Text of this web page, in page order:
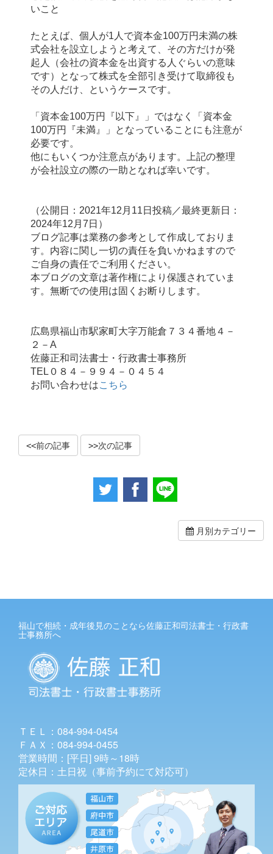
いこと
たとえば、個人が1人で資本金100万円未満の株
式会社を設立しようと考えて、その方だけが発
起人（会社の資本金を出資する人ぐらいの意味
です）となって株式を全部引き受けて取締役も
その人だけ、というケースです。
「資本金100万円『以下』」ではなく
「資本金
100万円『未満』」となっていることにも注意が
必要です。
他にもいくつか注意点があります。上記の整理
が会社設立の際の一助となれば幸いです。
（公開日：2021年12月11日投稿／最終更新日：
2024年12月7日）
ブログ記事は業務の参考として作成しておりま
す。内容に関し一切の責任を負いかねますので
ご自身の責任でご利用ください。
本ブログの文章は著作権により保護されていま
す。無断での使用は固くお断りします。
広島県福山市駅家町大字万能倉７３４番地４－
２－A
佐藤正和司法書士・行政書士事務所
TEL０８４－９９４－０４５４
お問い合わせはこちら
前の記事 次の記事
月別カテゴリー
福山で相続・成年後見のことなら佐藤正和司法書士・行政書
士事務所へ
ＴＥＬ：084-994-0454
ＦＡＸ：084-994-0455
営業時間：[平日] 9時～18時
定休日：土日祝（事前予約にて対応可）